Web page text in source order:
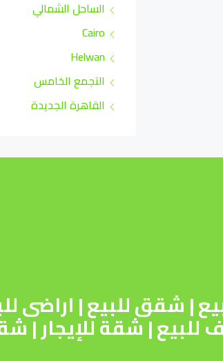
الساحل الشمالي
Cairo
Helwan
التجمع الخامس
القاهرة الجديدة
|شقق للبيع|اراضى
للبيع|شقة للإيجار|